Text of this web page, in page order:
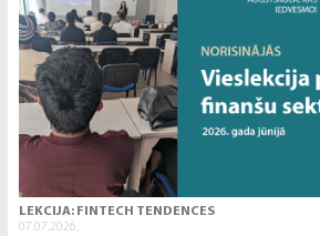
LEKCIJA: FINTECH TENDENCES
07.07.2026.